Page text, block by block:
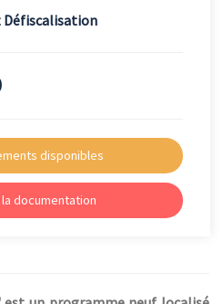
disponibles
documentation